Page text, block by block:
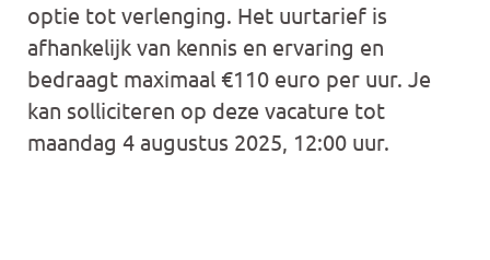
optie tot verlenging. Het uurtarief is
afhankelijk van kennis en ervaring en
bedraagt maximaal €110 euro per uur. Je
kan solliciteren op deze vacature tot
maandag 4 augustus 2025, 12:00 uur.